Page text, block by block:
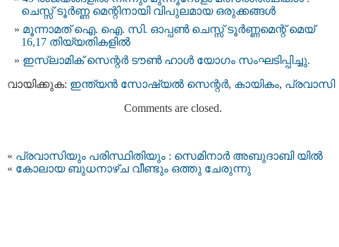
ചെസ്സ് ടൂർണ്ണ മെന്റിനായി വിപുലമായ ഒരുക്കങ്ങൾ
മൂന്നാമത് ഐ. ഐ. സി. ഓപ്പൺ ചെസ്സ് ടൂർണ്ണമെന്റ് മെയ്
16,17 തിയ്യതികളിൽ
ഇസ്‌ലാമിക് സെന്റർ ടൗൺ ഹാൾ യോഗം സംഘടിപ്പിച്ചു.
വായിക്കുക: ഇന്ത്യന്‍ സോഷ്യല്‍ സെന്റര്‍, കായികം, പ്രവാസി
Comments are closed.
« പ്രവാസിയും പരിസ്ഥിതിയും : സെമിനാര്‍ അബുദാബി യില്‍
« കോലായ ബുധനാഴ്ച വീണ്ടും ഒത്തു ചേരുന്നു